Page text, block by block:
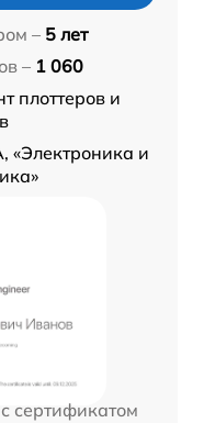
– 5 лет
– 1 060
плоттеров и
и
сертификатом